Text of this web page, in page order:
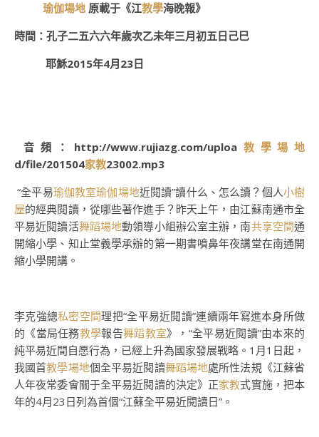
瑜伽場地 原載于《江教學海晚報》
時間：孔子二五六六年歲次乙未年三月初五日己巳
耶穌2015年4月23日
音頻：http://www.rujiazg.com/uploa 教學場地
d/file/201504家教23002.mp3
“全平易瑜伽教室瑜伽場地近閱讀”讀什么、怎么讀？個人小樹
屋的經典閱讀，從哪些著作進手？昨天上午，由江蘇南通市全
平易近閱讀活舞蹈場地動領導小組辦公室主辦，南共享空間通
開縮小學、知止堂義學承辦的第一期書噴鼻年夜講堂在南通開
縮小學開講。
李克強總私密空間理把“全平易近閱讀”連續兩年寫進本身所做
的《當局任務教學報告舞蹈教室》，“全平易近閱讀”由本來的
純平易近間自愿行為，已經上升為國家發展戰略。1月1日起，
我國首教學場地個全平易近閱讀舞蹈場地處所性法規《江蘇省
人年夜常委會關于全平易近閱讀的決定》正家教式實施，把本
年的4月23日列為首個“江蘇全平易近閱讀日”。